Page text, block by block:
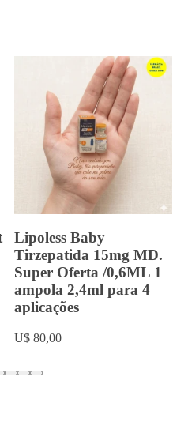
Landerlan Gold
Durateston com 10ml
U$ 20,00